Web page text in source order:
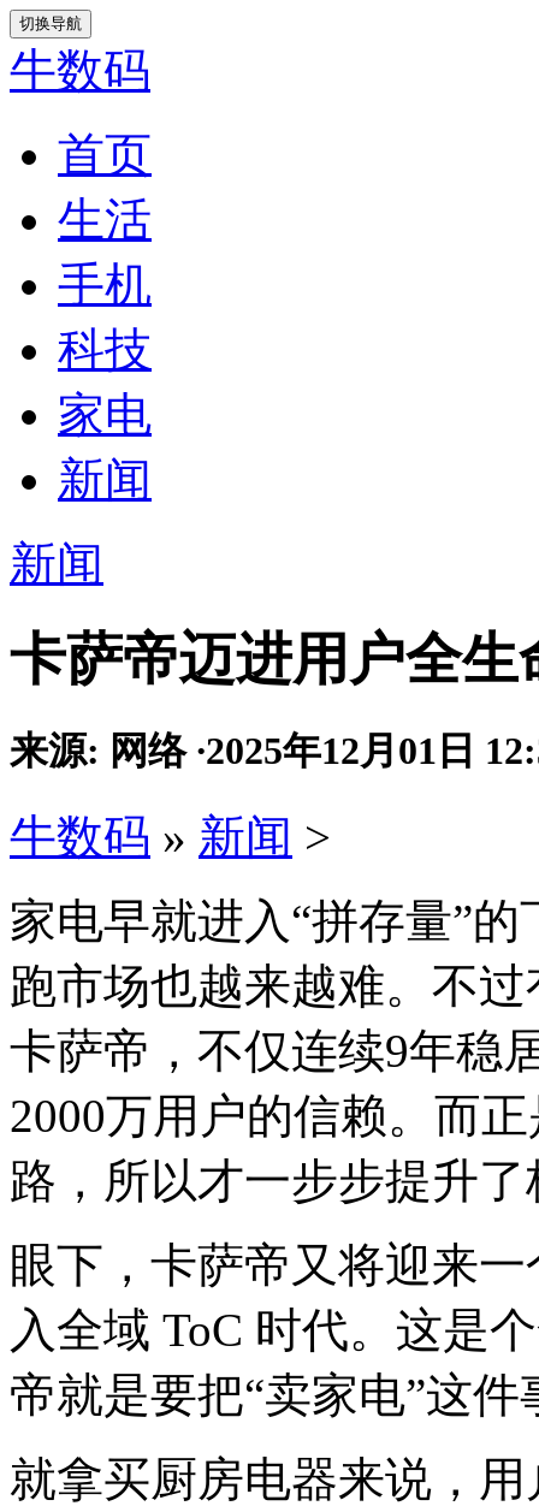
切换导航
牛数码
首页
生活
手机
科技
家电
新闻
新闻
卡萨帝迈进用户全
来源: 网络 ·2025年12月01日
牛数码 » 新闻 >
家电早就进入“拼存量”
跑市场也越来越难。不
卡萨帝，不仅连续9年稳
2000万用户的信赖。而
路，所以才一步步提升
眼下，卡萨帝又将迎来
入全域 ToC 时代。这是
帝就是要把“卖家电”这
就拿买厨房电器来说，